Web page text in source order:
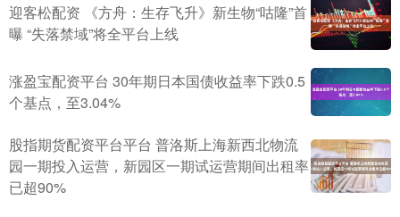
迎客松配资 《方舟：生存飞升》新生物“咕隆”首
曝 “失落禁域”将全平台上线
涨盈宝配资平台 30年期日本国债收益率下跌0.5
个基点，至3.04%
股指期货配资平台平台 普洛斯上海新西北物流
园一期投入运营，新园区一期试运营期间出租率
已超90%